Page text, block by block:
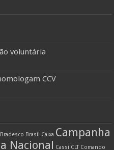
voluntária
CCV
Bradesco Brasil Caixa Campanha
Nacional Cassi CLT Comando